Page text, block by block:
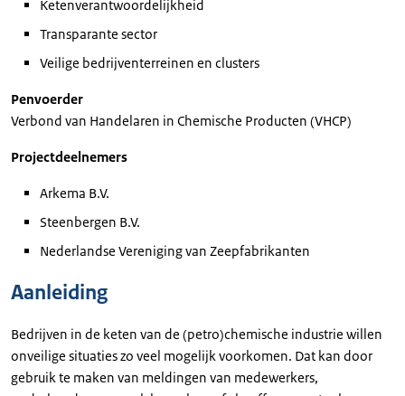
Ketenverantwoordelijkheid
Transparante sector
Veilige bedrijventerreinen en clusters
Penvoerder
Verbond van Handelaren in Chemische Producten (VHCP)
Projectdeelnemers
Arkema B.V.
Steenbergen B.V.
Nederlandse Vereniging van Zeepfabrikanten
Aanleiding
Bedrijven in de keten van de (petro)chemische industrie willen
onveilige situaties zo veel mogelijk voorkomen. Dat kan door
gebruik te maken van meldingen van medewerkers,